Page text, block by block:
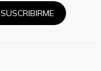
SUSCRIBIRME